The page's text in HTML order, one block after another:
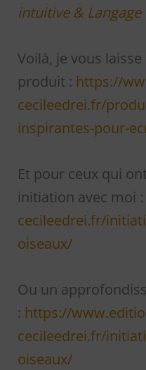
intuitive & Langage
Voilà, je vous
produit : https://
cecileedrei.fr/
inspirantes-pour-
Et pour ceux qui
initiation avec moi :
cecileedrei.fr/
oiseaux/
Ou un
: https://
cecileedrei.fr/
oiseaux/